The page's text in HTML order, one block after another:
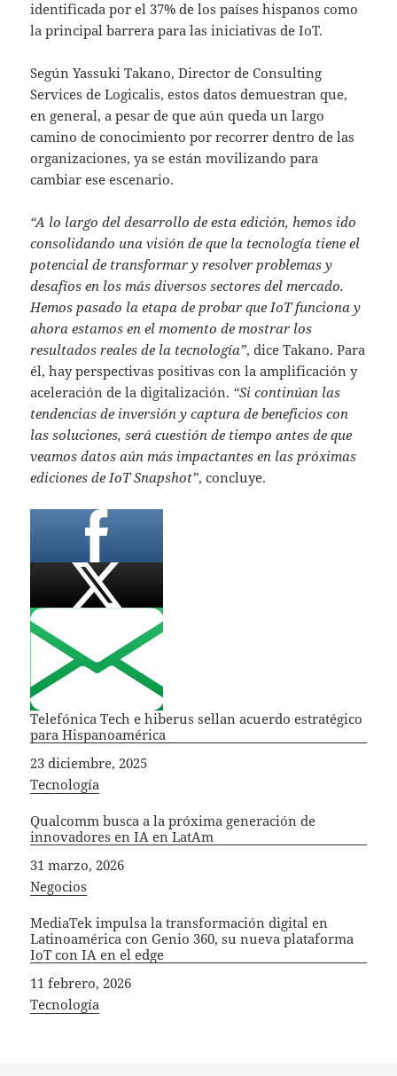
identificada por el 37% de los países hispanos como
la principal barrera para las iniciativas de IoT.
Según Yassuki Takano, Director de Consulting
Services de Logicalis, estos datos demuestran que,
en general, a pesar de que aún queda un largo
camino de conocimiento por recorrer dentro de las
organizaciones, ya se están movilizando para
cambiar ese escenario.
“A lo largo del desarrollo de esta edición, hemos ido
consolidando una visión de que la tecnología tiene el
potencial de transformar y resolver problemas y
desafíos en los más diversos sectores del mercado.
Hemos pasado la etapa de probar que IoT funciona y
ahora estamos en el momento de mostrar los
resultados reales de la tecnología”, dice Takano. Para
él, hay perspectivas positivas con la amplificación y
aceleración de la digitalización. “Si continúan las
tendencias de inversión y captura de beneficios con
las soluciones, será cuestión de tiempo antes de que
veamos datos aún más impactantes en las próximas
ediciones de IoT Snapshot”, concluye.
Telefónica Tech e hiberus sellan acuerdo estratégico
para Hispanoamérica
Fecha
23 diciembre, 2025
In relation to
Tecnología
Qualcomm busca a la próxima generación de
innovadores en IA en LatAm
Fecha
31 marzo, 2026
In relation to
Negocios
MediaTek impulsa la transformación digital en
Latinoamérica con Genio 360, su nueva plataforma
IoT con IA en el edge
Fecha
11 febrero, 2026
In relation to
Tecnología